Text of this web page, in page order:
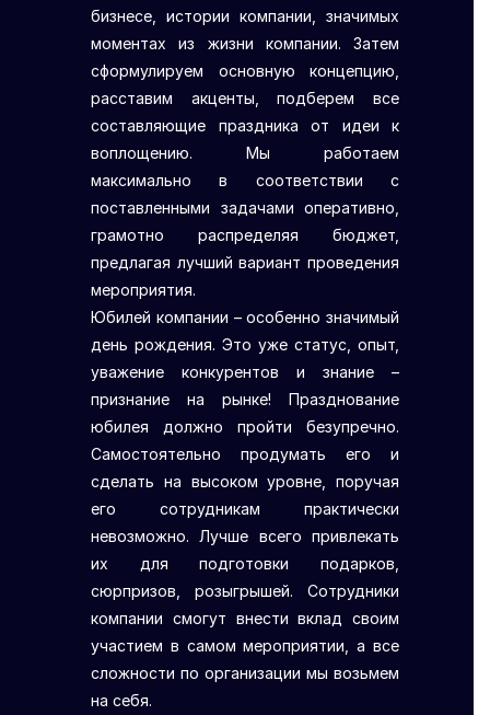
бизнесе, истории компании, значимых
моментах из жизни компании. Затем
сформулируем основную концепцию,
расставим акценты, подберем все
составляющие праздника от идеи к
воплощению. Мы работаем
максимально в соответствии с
поставленными задачами оперативно,
грамотно распределяя бюджет,
предлагая лучший вариант проведения
мероприятия.
Юбилей компании – особенно значимый
день рождения. Это уже статус, опыт,
уважение конкурентов и знание –
признание на рынке! Празднование
юбилея должно пройти безупречно.
Самостоятельно продумать его и
сделать на высоком уровне, поручая
его сотрудникам практически
невозможно. Лучше всего привлекать
их для подготовки подарков,
сюрпризов, розыгрышей. Сотрудники
компании смогут внести вклад своим
участием в самом мероприятии, а все
сложности по организации мы возьмем
на себя.